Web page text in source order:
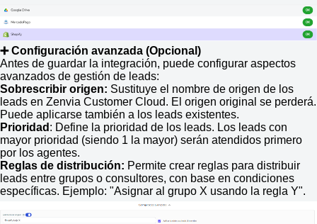
➕ Configuración avanzada (Opcional)
Antes de guardar la integración, puede configurar aspectos
avanzados de gestión de leads:
Sobrescribir origen: Sustituye el nombre de origen de los
leads en Zenvia Customer Cloud. El origen original se perderá.
Puede aplicarse también a los leads existentes.
Prioridad : Define la prioridad de los leads. Los leads con
mayor prioridad (siendo 1 la mayor) serán atendidos primero
por los agentes.
Reglas de distribución: Permite crear reglas para distribuir
leads entre grupos o consultores, con base en condiciones
específicas. Ejemplo: "Asignar al grupo X usando la regla Y".